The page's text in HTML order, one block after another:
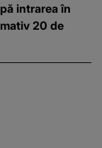
intrarea în
20 de